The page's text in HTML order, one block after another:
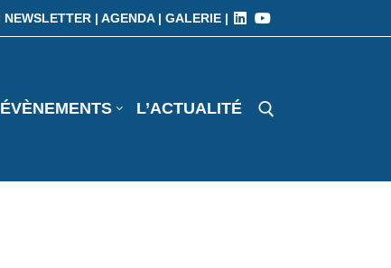
NEWSLETTER | AGENDA | GALERIE |
L’ACTUALITÉ